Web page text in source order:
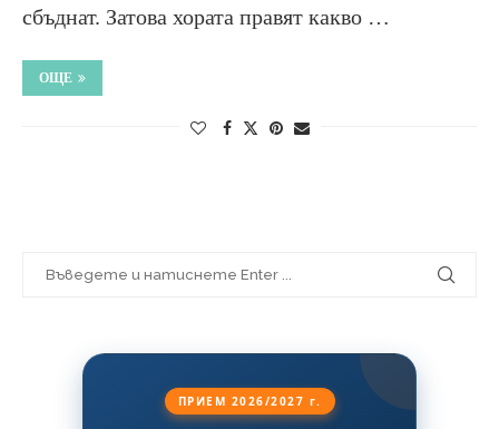
сбъднат. Затова хората правят какво …
ОЩЕ
ПРИЕМ 2026/2027 г.